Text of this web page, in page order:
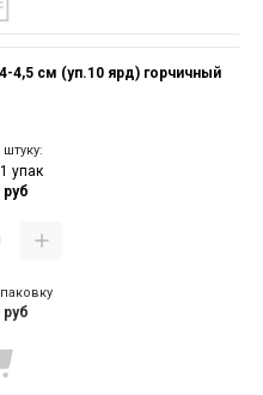
4,5 см (уп.10 ярд) горчичный
упак
руб
руб